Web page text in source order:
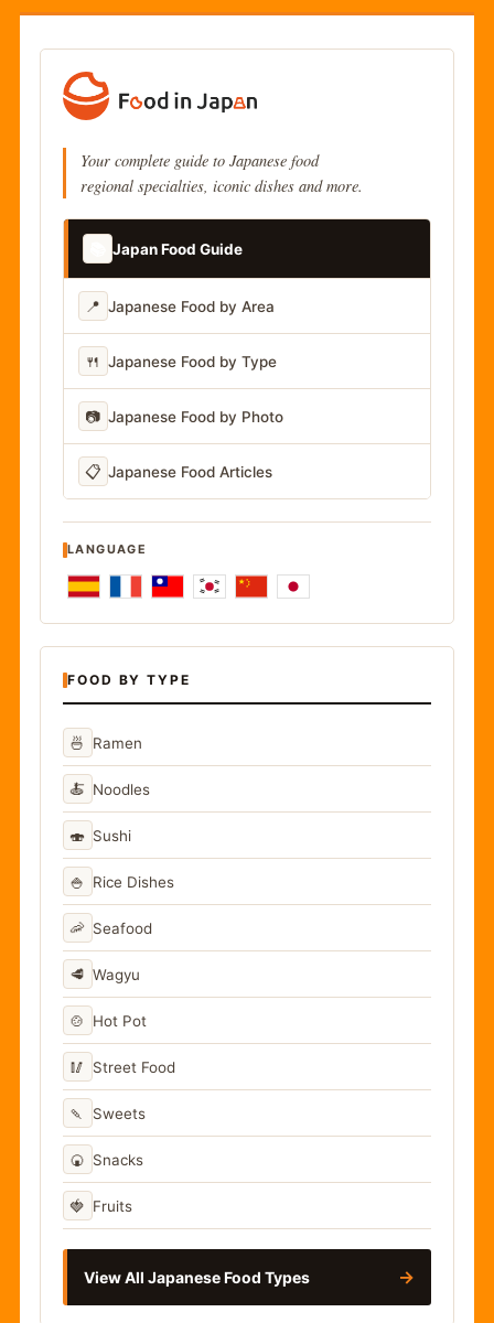
Your complete guide to Japanese food
regional specialties, iconic dishes and more.
Japan Food Guide
📍 Japanese Food by Area
🍴 Japanese Food by Type
📷 Japanese Food by Photo
📋 Japanese Food Articles
LANGUAGE
FOOD BY TYPE
🍜 Ramen
🍝 Noodles
🍣 Sushi
🍚 Rice Dishes
🦐 Seafood
🥩 Wagyu
🍲 Hot Pot
🥢 Street Food
🍡 Sweets
🍘 Snacks
🍓 Fruits
View All Japanese Food Types →